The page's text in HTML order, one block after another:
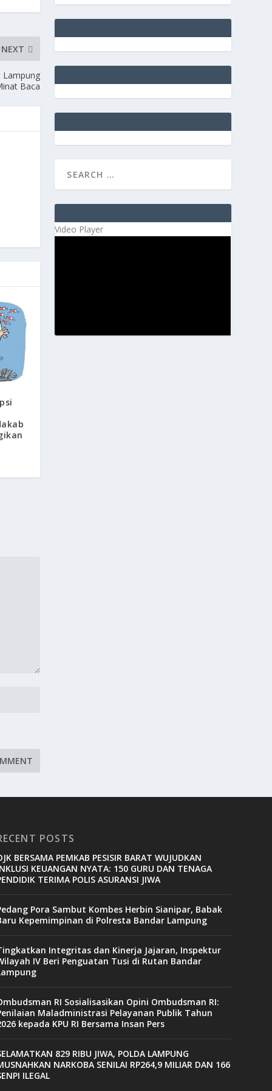
NEXT
Lampung
Baca
Video Player
POSTS
BERSAMA PEMKAB PESISIR BARAT WUJUDKAN
KEUANGAN NYATA: 150 GURU DAN TENAGA
TERIMA POLIS ASURANSI JIWA
Pora Sambut Kombes Herbin Sianipar, Babak
Kepemimpinan di Polresta Bandar Lampung
Integritas dan Kinerja Jajaran, Inspektur
IV Beri Penguatan Tusi di Rutan Bandar
RI Sosialisasikan Opini Ombudsman RI:
Maladministrasi Pelayanan Publik Tahun
kepada KPU RI Bersama Insan Pers
829 RIBU JIWA, POLDA LAMPUNG
NARKOBA SENILAI RP264,9 MILIAR DAN 166
ILEGAL